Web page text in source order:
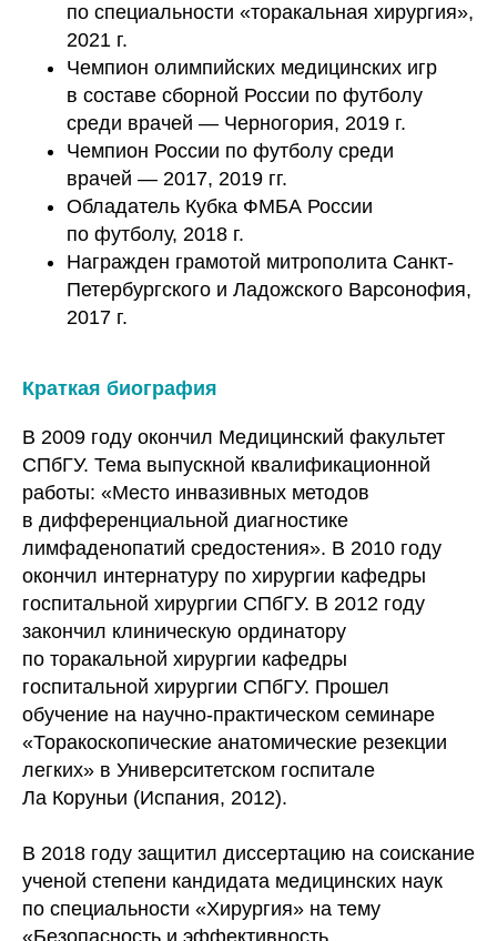
по специальности «торакальная хирургия»,
2021 г.
Чемпион олимпийских медицинских игр
в составе сборной России по футболу
среди врачей — Черногория, 2019 г.
Чемпион России по футболу среди
врачей — 2017, 2019 гг.
Обладатель Кубка ФМБА России
по футболу, 2018 г.
Награжден грамотой митрополита Санкт-
Петербургского и Ладожского Варсонофия,
2017 г.
Краткая биография
В 2009 году окончил Медицинский факультет
СПбГУ. Тема выпускной квалификационной
работы: «Место инвазивных методов
в дифференциальной диагностике
лимфаденопатий средостения». В 2010 году
окончил интернатуру по хирургии кафедры
госпитальной хирургии СПбГУ. В 2012 году
закончил клиническую ординатору
по торакальной хирургии кафедры
госпитальной хирургии СПбГУ. Прошел
обучение на научно-практическом семинаре
«Торакоскопические анатомические резекции
легких» в Университетском госпитале
Ла Коруньи (Испания, 2012).
В 2018 году защитил диссертацию на соискание
ученой степени кандидата медицинских наук
по специальности «Хирургия» на тему
«Безопасность и эффективность